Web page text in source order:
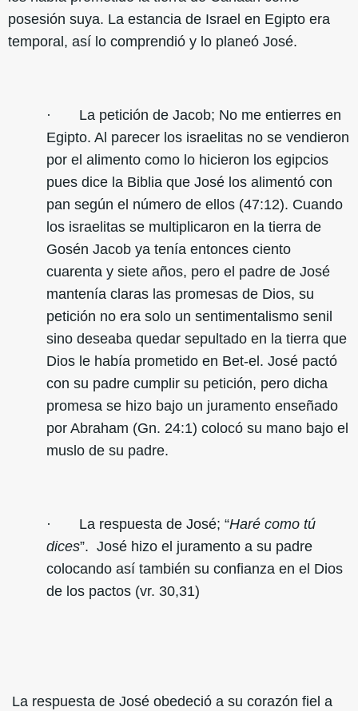
posesión suya. La estancia de Israel en Egipto era
temporal, así lo comprendió y lo planeó José.
· La petición de Jacob; No me entierres en
Egipto. Al parecer los israelitas no se vendieron
por el alimento como lo hicieron los egipcios
pues dice la Biblia que José los alimentó con
pan según el número de ellos (47:12). Cuando
los israelitas se multiplicaron en la tierra de
Gosén Jacob ya tenía entonces ciento
cuarenta y siete años, pero el padre de José
mantenía claras las promesas de Dios, su
petición no era solo un sentimentalismo senil
sino deseaba quedar sepultado en la tierra que
Dios le había prometido en Bet-el. José pactó
con su padre cumplir su petición, pero dicha
promesa se hizo bajo un juramento enseñado
por Abraham (Gn. 24:1) colocó su mano bajo el
muslo de su padre.
· La respuesta de José; “Haré como tú
dices”. José hizo el juramento a su padre
colocando así también su confianza en el Dios
de los pactos (vr. 30,31)
La respuesta de José obedeció a su corazón fiel a